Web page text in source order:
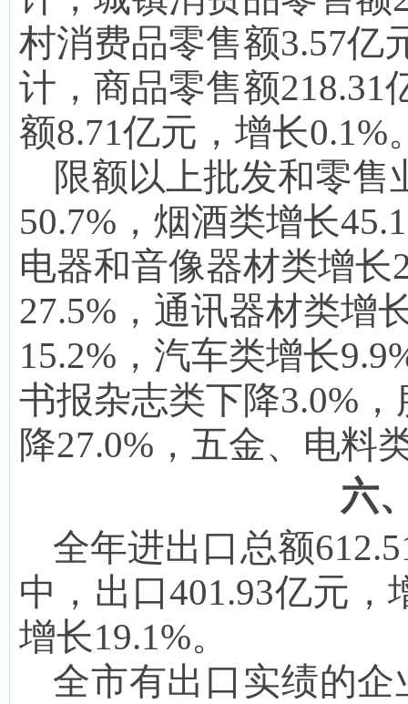
村消费品零售额3.57亿
计，商品零售额218.31
额8.71亿元，增长0.1%
限额以上批发和零售
50.7%， 烟酒类增长
电器和音像器材类增长
27.5%， 通讯器材类增
15.2%，汽车类增长9
书报杂志类下降3.0%，
降27.0%，五金、电料
六
全年进出口总额
中 ， 出口401.93亿元，
增长19.1%。
全市有出口实绩的企